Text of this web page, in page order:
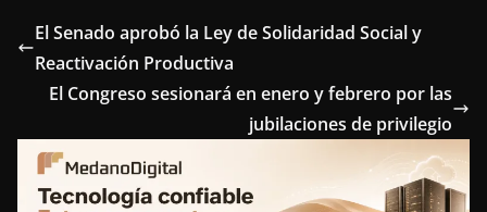
e
b
o
o
k
t
t
e
r
t
e
r
e
s
k
e
d
I
n
e
r
a
El Senado aprobó la Ley de Solidaridad Social y
Reactivación Productiva
El Congreso sesionará en enero y febrero por las
jubilaciones de privilegio